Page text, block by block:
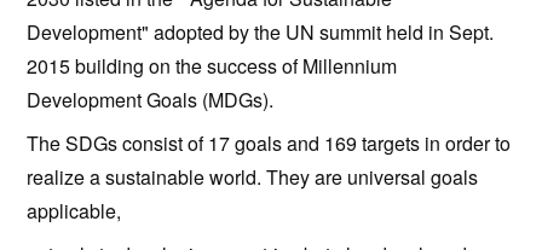
Development" adopted by the UN summit held in Sept.
2015 building on the success of Millennium
Development Goals (MDGs).
The SDGs consist of 17 goals and 169 targets in order to
realize a sustainable world. They are universal goals
applicable,